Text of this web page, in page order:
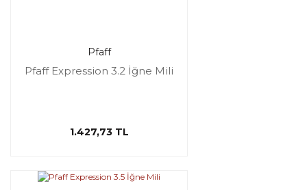
Pfaff
Pfaff Expression 3.2 İğne Mili
1.427,73 TL